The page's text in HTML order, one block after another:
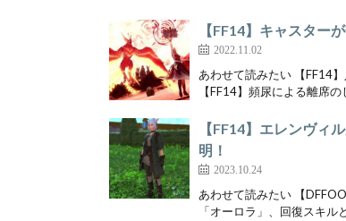
【FF14】キャスター
2022.11.02
あわせて読みたい 【FF14
【FF14】頻尿による離席
【FF14】エレンヴィ
明！
2023.10.24
あわせて読みたい 【
「オーロラ」、回復スキル